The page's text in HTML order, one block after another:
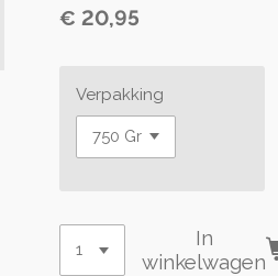
€ 20,95
Verpakking
In
winkelwagen